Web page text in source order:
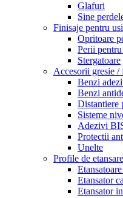
Glafuri
Sine
Finisaje pentru
Opritoare
Perii
Stergatoare
Accesorii gresie /
Benzi
Benzi
Distantiere
Sisteme
Adezivi
Protectii
Unelte
Profile de etansare
Etansator
Etansator